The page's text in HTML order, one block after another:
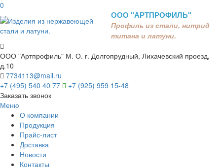
0
ООО "АРТПРОФИЛЬ"
Профиль из стали, нитрид
титана и латуни.
ООО "Артпрофиль" М. О. г. Долгопрудный, Лихачевский проезд,
д.10
7734113@mail.ru
+7 (495) 540 40 77
+7 (925) 959 15-48
Заказать звонок
Меню
О компании
Продукция
Прайс-лист
Доставка
Новости
Контакты